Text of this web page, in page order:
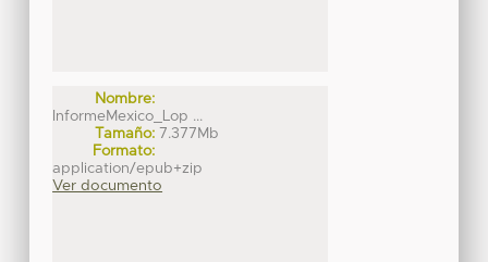
Nombre:
InformeMexico_Lop ...
Tamaño: 7.377Mb
Formato:
application/epub+zip
Ver documento